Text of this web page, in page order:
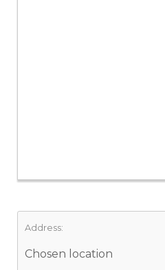
Address:
Chosen location